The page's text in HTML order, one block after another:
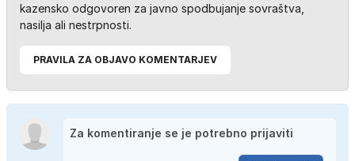
kazensko odgovoren za javno spodbujanje sovraštva,
nasilja ali nestrpnosti.
PRAVILA ZA OBJAVO KOMENTARJEV